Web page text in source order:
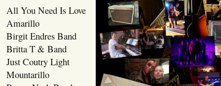
All You Need Is Love
Amarillo
Birgit Endres Band
Britta T & Band
Just Coutry Light
Mountarillo